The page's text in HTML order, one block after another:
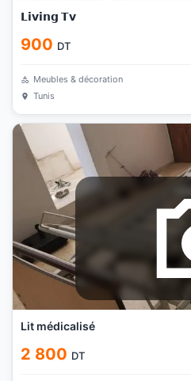
𝗟𝗶𝘃𝗶𝗻𝗴 𝗧𝘃
900 DT
Meubles & décoration
Tunis
Lit médicalisé
2 800 DT